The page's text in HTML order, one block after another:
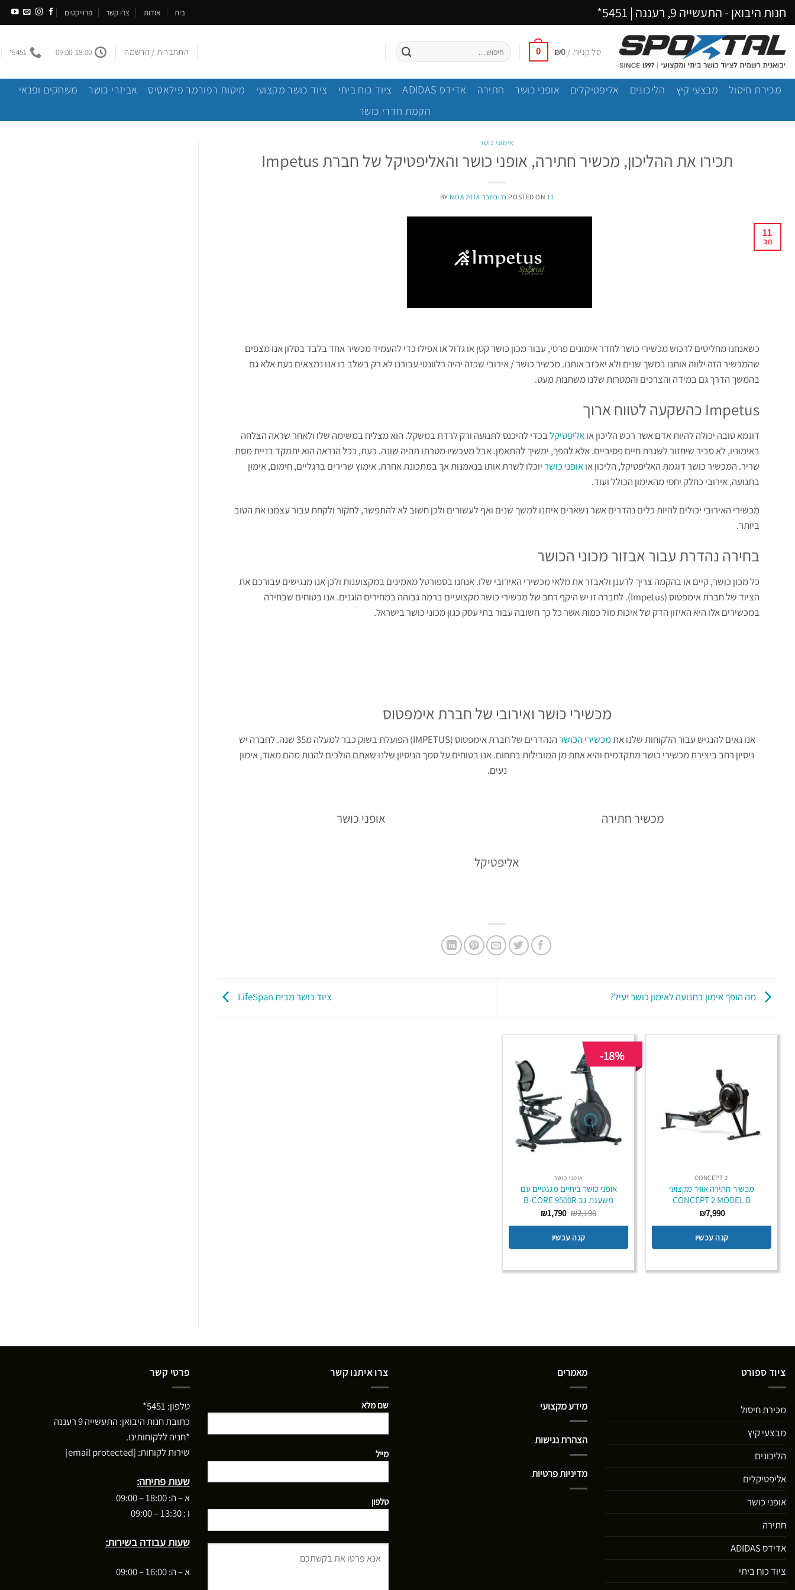
Skip
to
content
חנות היבואן - התעשייה 9, רעננה | 5451* בית אודות צרו קשר פרוייקטים
סל קניות / ₪0
0
חיפוש
עבור:
התחברות / הרשמה 09:00-18:00
5451*
מכירת חיסול מבצעי קיץ הליכונים אליפטיקלים אופני כושר חתירה אדידס ADIDAS ציוד כוח ביתי ציוד כושר מקצועי מיטות רפורמר פילאטיס אביזרי כושר
משחקים ופנאי
הקמת חדרי כושר
אימוני כושר
תכירו את ההליכון, מכשיר חתירה, אופני כושר והאליפטיקל של חברת Impetus
POSTED ON11 בנובמבר 2018 BY NOA
11
נוב
כשאנחנו מחליטים לרכוש מכשירי כושר לחדר אימונים פרטי, עבור מכון כושר קטן או גדול או אפילו כדי להעמיד מכשיר אחד בלבד בסלון אנו מצפים
שהמכשיר הזה ילווה אותנו במשך שנים ולא יאכזב אותנו. מכשיר כושר / אירובי שכזה יהיה רלוונטי עבורנו לא רק בשלב בו אנו נמצאים כעת אלא גם
בהמשך הדרך גם במידה והצרכים והמטרות שלנו משתנות מעט.
Impetus כהשקעה לטווח ארוך
דוגמא טובה יכולה להיות אדם אשר רכש הליכון אואליפטיקלבכדי להיכנס לתנועה ורק לרדת במשקל. הוא מצליח במשימה שלו ולאחר שראה הצלחה
באימוניו, לא סביר שיחזור לשגרת חיים פסיביים. אלא להפך, ימשיך להתאמן. אבל מעכשיו מטרתו תהיה שונה. כעת, ככל הנראה הוא יתמקד בניית מסת
שריר. המכשיר כושר דוגמת האליפטיקל, הליכון אואופני כושריוכלו לשרת אותו בנאמנות אך במתכונת אחרת. אימוץ שרירים ברגליים, חימום, אימון
בתנועה, אירובי כחלק יחסי מהאימון הכולל ועוד.
מכשירי האירובי יכולים להיות כלים נהדרים אשר נשארים איתנו למשך שנים ואף לעשורים ולכן חשוב לא להתפשר, לחקור ולקחת עבור עצמנו את הטוב
ביותר.
בחירה נהדרת עבור אבזור מכוני הכושר
כל מכון כושר, קיים או בהקמה צריך לרענן ולאבזר את מלאי מכשירי האירובי שלו. אנחנו בספורטל מאמינים במקצוענות ולכן אנו מנגישים עבורכם את
הציוד של חברת אימפטוס (Impetus). לחברה זו יש היקף רחב של מכשירי כושר מקצועיים ברמה גבוהה במחירים הוגנים. אנו בטוחים שבחירה
במכשירים אלו היא האיזון הדק של איכות מול כמות אשר כל כך חשובה עבור בתי עסק כגון מכוני כושר בישראל.
מכשירי כושר ואירובי של חברת אימפטוס
אנו גאים להנגיש עבור הלקוחות שלנו אתמכשירי הכושר
הנהדרים של חברת אימפטוס (IMPETUS) הפועלת בשוק כבר למעלה מ35 שנה. לחברה יש
ניסיון רחב ביצירת מכשירי כושר מתקדמים והיא אחת מן המובילות בתחום. אנו בטוחים על סמך הניסיון שלנו שאתם הולכים להנות מהם מאוד, אימון
נעים.
מכשיר חתירה אופני כושר
אליפטיקל
מה הופך אימון בתנועה לאימון כושר יעיל? ציוד כושר מבית LifeSpan
CONCEPT 2
מכשיר חתירה אוויר מקצועי
CONCEPT 2 MODEL D
₪7,990
קנה עכשיו
-18%
אופני כושר
אופני כושר ביתיים מגנטיים עם
משענת גב B-CORE 9500R
₪2,190 המחיר
המקורי
₪2,190.
₪1,790 המחיר
קנה עכשיו
ציוד ספורט
מכירת חיסול
מבצעי קיץ
הליכונים
אליפטיקלים
אופני כושר
חתירה
אדידס ADIDAS
ציוד כוח ביתי
מאמרים
מידע מקצועי
הצהרת נגישות
מדיניות פרטיות
צרו איתנו קשר
שם מלא
מייל
טלפון
פרטי קשר
טלפון: 5451*
כתובת חנות היבואן: התעשייה 9 רעננה
*חניה ללקוחותינו.
שירות לקוחות: [email protected]
שעות פתיחה:
א – ה: 18:00 – 09:00
ו : 13:30 – 09:00
שעות עבודה בשירות:
א – ה: 16:00 – 09:00